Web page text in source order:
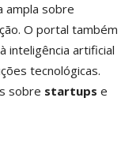
ampla sobre
O portal também
inteligência artificial
tecnológicas.
sobre startups e